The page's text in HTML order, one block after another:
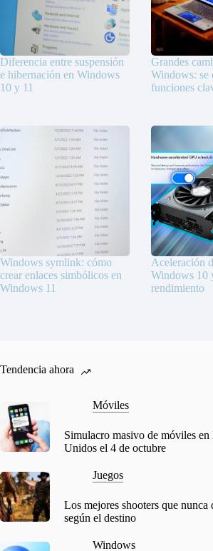
Diferencia entre suspensión
e hibernación en Windows
10 y 11
Grandes
Windows: se
funciones
Windows symlink: cómo
crear enlaces simbólicos en
Windows 11
Aceleración
Windows 10
rendimiento
Tendencia ahora
Móviles
Simulacro masivo de móviles en
Unidos el 4 de octubre
Juegos
Los mejores shooters que nunca
según el destino
Windows